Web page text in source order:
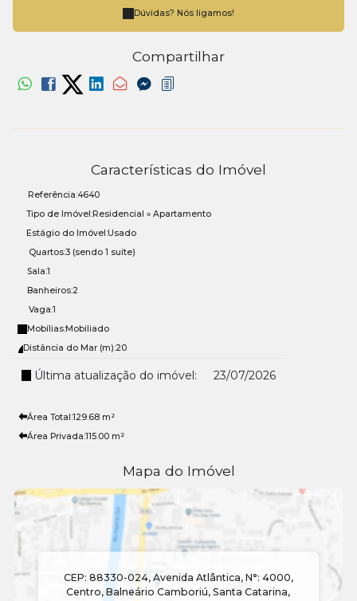
Dúvidas? Nós ligamos!
Compartilhar
Características do Imóvel
Referência:4640
Tipo de Imóvel:Residencial » Apartamento
Estágio do Imóvel:Usado
Quartos:3 (sendo 1 suíte)
Sala:1
Banheiros:2
Vaga:1
Mobílias:Mobiliado
Distância do Mar (m):20
Última atualização do imóvel: 23/07/2026
Área Total:129.68 m²
Área Privada:115.00 m²
Mapa do Imóvel
CEP: 88330-024, Avenida Atlântica, N°: 4000,
Centro,Balneário Camboriú,Santa Catarina,